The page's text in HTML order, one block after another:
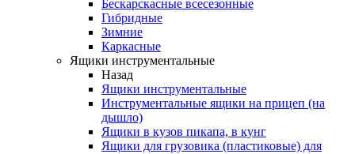
Бескарскасные всесезонные
Гибридные
Зимние
Каркасные
Ящики инструментальные
Назад
Ящики инструментальные
Инструментальные ящики на прицеп (на
дышло)
Ящики в кузов пикапа, в кунг
Ящики для грузовика (пластиковые) для